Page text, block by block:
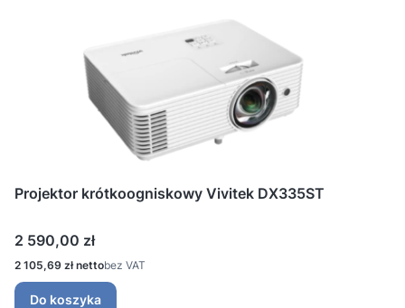
Projektor krótkoogniskowy Vivitek DX335ST
Cena
2 590,00 zł
Cena
2 105,69 zł bez VAT
Do koszyka